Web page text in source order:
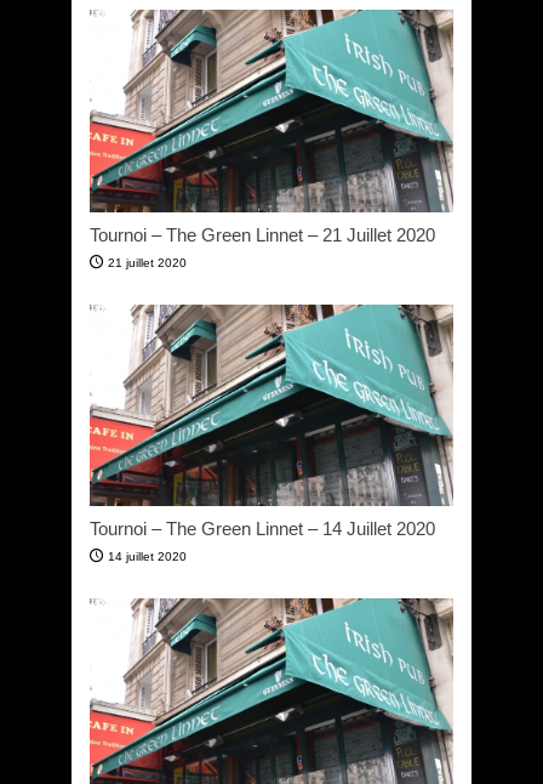
Tournoi – The Green Linnet – 21 Juillet 2020
21 juillet 2020
Tournoi – The Green Linnet – 14 Juillet 2020
14 juillet 2020